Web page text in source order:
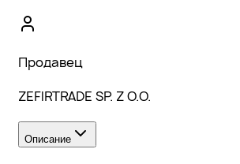
Продавец
ZEFIRTRADE SP. Z O.O.
Описание